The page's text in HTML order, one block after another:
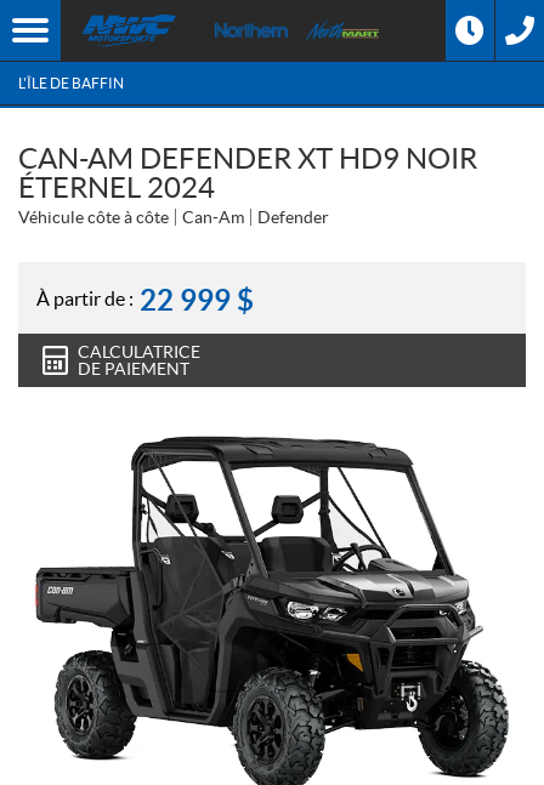
L'ÎLE DE BAFFIN
CAN-AM DEFENDER XT HD9 NOIR
ÉTERNEL 2024
Véhicule côte à côte Can-Am Defender
À partir de : 22 999 $
CALCULATRICE
DE PAIEMENT